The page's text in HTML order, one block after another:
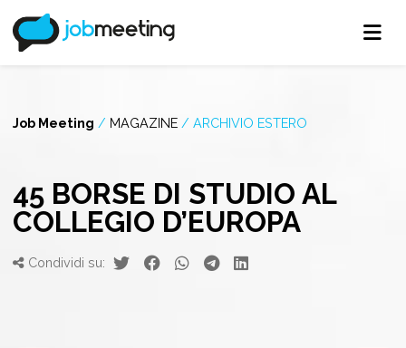
Job Meeting / MAGAZINE / ARCHIVIO ESTERO
45 BORSE DI STUDIO AL
COLLEGIO D’EUROPA
Condividi su: